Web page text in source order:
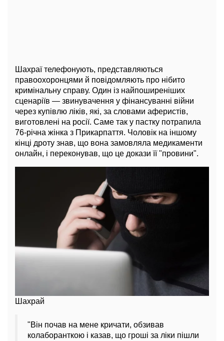
Шахраї телефонують, представляються
правоохоронцями й повідомляють про нібито
кримінальну справу. Один із найпоширеніших
сценаріїв — звинувачення у фінансуванні війни
через купівлю ліків, які, за словами аферистів,
виготовлені на росії. Саме так у пастку потрапила
76-річна жінка з Прикарпаття. Чоловік на іншому
кінці дроту знав, що вона замовляла медикаменти
онлайн, і переконував, що це докази її "провини".
Шахрай
"Він почав на мене кричати, обзивав
колаборанткою і казав, що гроші за ліки пішли